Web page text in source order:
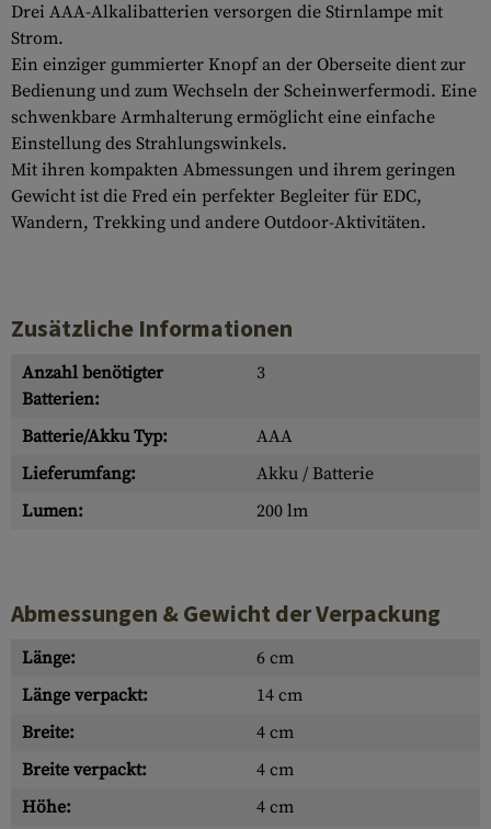
Drei AAA-Alkalibatterien versorgen die Stirnlampe mit
Strom.
Ein einziger gummierter Knopf an der Oberseite dient zur
Bedienung und zum Wechseln der Scheinwerfermodi. Eine
schwenkbare Armhalterung ermöglicht eine einfache
Einstellung des Strahlungswinkels.
Mit ihren kompakten Abmessungen und ihrem geringen
Gewicht ist die Fred ein perfekter Begleiter für EDC,
Wandern, Trekking und andere Outdoor-Aktivitäten.
Zusätzliche Informationen
Anzahl benötigter
Batterien:
3
Batterie/Akku Typ:
AAA
Lieferumfang:
Akku / Batterie
Lumen:
200 lm
Abmessungen & Gewicht der Verpackung
Länge:
6 cm
Länge verpackt:
14 cm
Breite:
4 cm
Breite verpackt:
4 cm
Höhe:
4 cm